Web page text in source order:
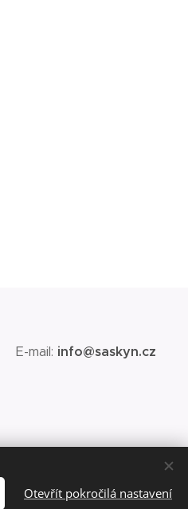
E-mail: info@saskyn.cz
Otevřít pokročilá nastavení